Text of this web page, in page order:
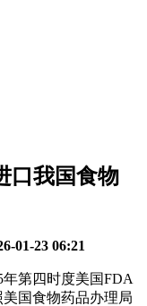
口我国食物
01-23 06:21
第四时度美国FDA
国食物药品办理局